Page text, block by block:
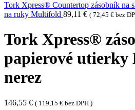
Tork Xpress® Countertop zásobník na
na ruky Multifold 89,11 € ( 72,45 € bez
Tork Xpress®
papierové
nerez
146,55 € ( 119,15 € bez DPH )